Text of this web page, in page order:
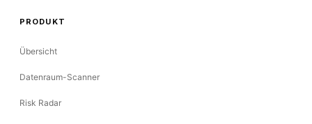
PRODUKT
Übersicht
Datenraum-Scanner
Risk Radar